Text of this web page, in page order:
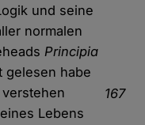
und seine
normalen
Principia
gelesen habe
Lebens
167